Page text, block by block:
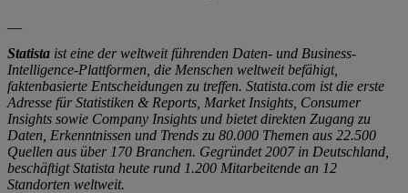
Statista ist eine der weltweit führenden Daten- und Business-
Intelligence-Plattformen, die Menschen weltweit befähigt,
faktenbasierte Entscheidungen zu treffen. Statista.com ist die erste
Adresse für Statistiken & Reports, Market Insights, Consumer
Insights sowie Company Insights und bietet direkten Zugang zu
Daten, Erkenntnissen und Trends zu 80.000 Themen aus 22.500
Quellen aus über 170 Branchen. Gegründet 2007 in Deutschland,
beschäftigt Statista heute rund 1.200 Mitarbeitende an 12
Standorten weltweit.